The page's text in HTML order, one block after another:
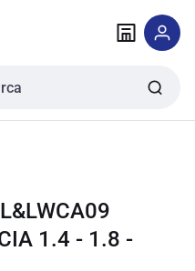
1.4 - 1.8 -